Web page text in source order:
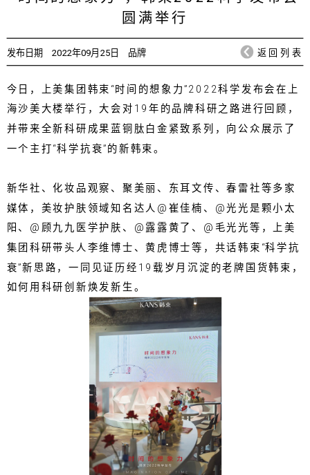
圆满举行
发布日期 2022年09月25日 品牌 返回列表
今日，上美集团韩束“时间的想象力”2022科学发布会在上
海沙美大楼举行，大会对19年的品牌科研之路进行回顾，
并带来全新科研成果蓝铜肽白金紧致系列，向公众展示了
一个主打“科学抗衰”的新韩束。
新华社、化妆品观察、聚美丽、东耳文传、春雷社等多家
媒体，美妆护肤领域知名达人@崔佳楠、@光光是颗小太
阳、@顾九九医学护肤、@露露黄了、@毛光光等，上美
集团科研带头人李维博士、黄虎博士等，共话韩束“科学抗
衰”新思路，一同见证历经19载岁月沉淀的老牌国货韩束，
如何用科研创新焕发新生。